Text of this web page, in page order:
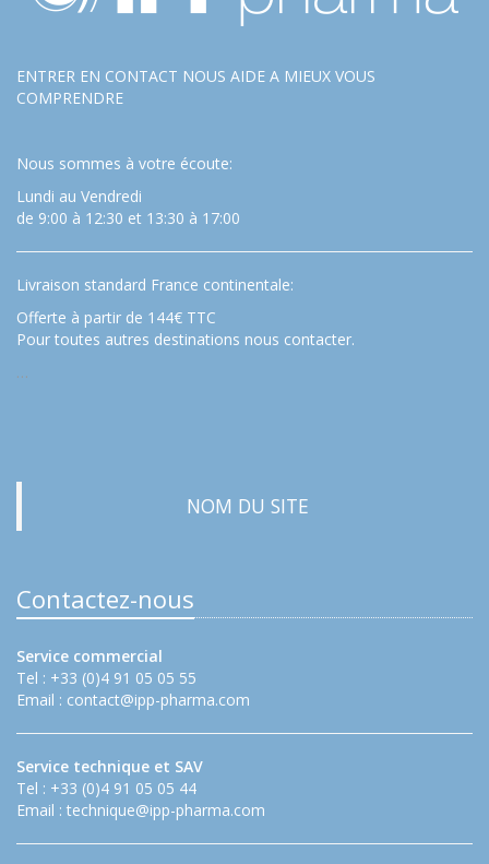
ENTRER EN CONTACT NOUS AIDE A MIEUX VOUS
COMPRENDRE
Nous sommes à votre écoute:
Lundi au Vendredi
de 9:00 à 12:30 et 13:30 à 17:00
Livraison standard France continentale:
Offerte à partir de 144€ TTC
Pour toutes autres destinations nous contacter.
…
NOM DU SITE
Contactez-nous
Service commercial
Tel : +33 (0)4 91 05 05 55
Email : contact@ipp-pharma.com
Service technique et SAV
Tel : +33 (0)4 91 05 05 44
Email : technique@ipp-pharma.com